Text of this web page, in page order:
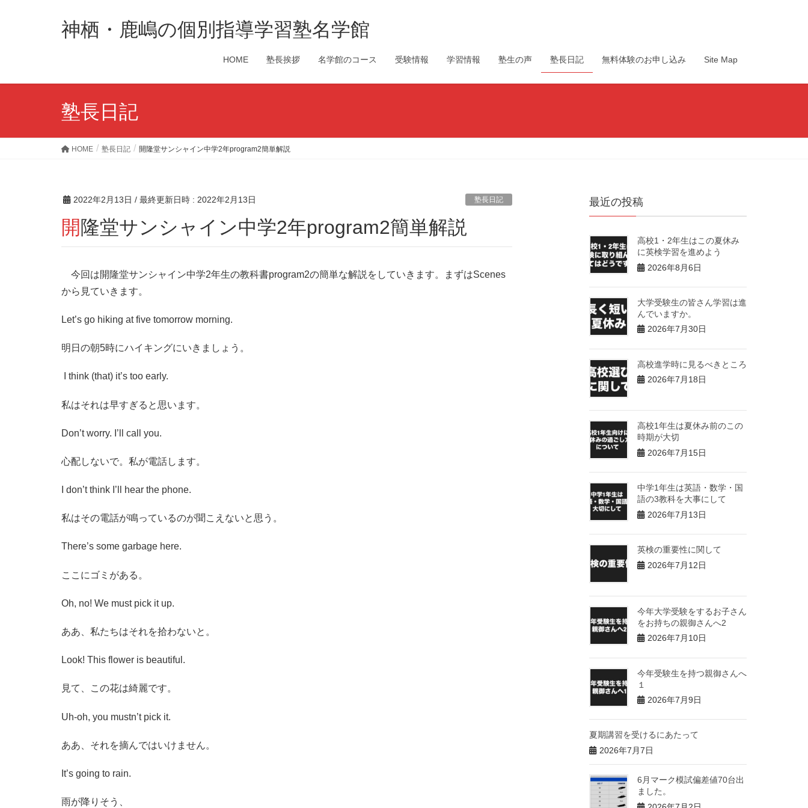
神栖・鹿嶋の個別指導学習塾名学館
HOME 塾長挨拶 名学館のコース 受験情報 学習情報 塾生の声 塾長日記 無料体験のお申し込み Site Map
塾長日記
HOME 塾長日記 開隆堂サンシャイン中学2年program2簡単解説
2022年2月13日 / 最終更新日時 : 2022年2月13日 塾長日記
開隆堂サンシャイン中学2年program2簡単解説
今回は開隆堂サンシャイン中学2年生の教科書program2の簡単な解説をしていきます。まずはScenes
から見ていきます。
Let’s go hiking at five tomorrow morning.
明日の朝5時にハイキングにいきましょう。
I think (that) it’s too early.
私はそれは早すぎると思います。
Don’t worry. I’ll call you.
心配しないで。私が電話します。
I don’t think I’ll hear the phone.
私はその電話が鳴っているのが聞こえないと思う。
There’s some garbage here.
ここにゴミがある。
Oh, no! We must pick it up.
ああ、私たちはそれを拾わないと。
Look! This flower is beautiful.
見て、この花は綺麗です。
Uh-oh, you mustn’t pick it.
ああ、それを摘んではいけません。
It’s going to rain.
雨が降りそう、
最近の投稿
高校1・2年生はこの夏休み
に英検学習を進めよう
2026年8月6日
大学受験生の皆さん学習は進
んでいますか。
2026年7月30日
高校進学時に見るべきところ
2026年7月18日
高校1年生は夏休み前のこの
時期が大切
2026年7月15日
中学1年生は英語・数学・国
語の3教科を大事にして
2026年7月13日
英検の重要性に関して
2026年7月12日
今年大学受験をするお子さん
をお持ちの親御さんへ2
2026年7月10日
今年受験生を持つ親御さんへ
１
2026年7月9日
夏期講習を受けるにあたって
2026年7月7日
6月マーク模試偏差値70台出
ました。